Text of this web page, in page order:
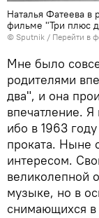
Наталья Фатеева
фильме "Три плюс
© Sputnik / Перейти в
Мне было
родителями
два", и она
впечатление.
ибо в 1963
проката. Ныне
интересом.
великолепной
музыке, но в
снимающихся